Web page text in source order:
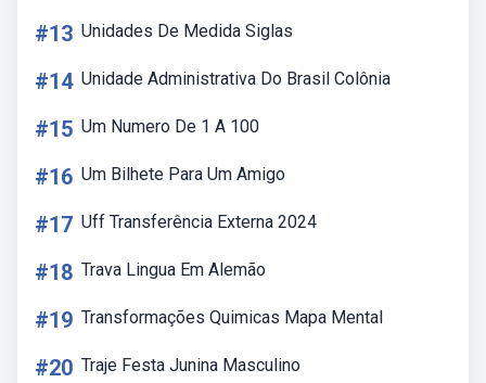
#13 Unidades De Medida Siglas
#14 Unidade Administrativa Do Brasil Colônia
#15 Um Numero De 1 A 100
#16 Um Bilhete Para Um Amigo
#17 Uff Transferência Externa 2024
#18 Trava Lingua Em Alemão
#19 Transformações Quimicas Mapa Mental
#20 Traje Festa Junina Masculino